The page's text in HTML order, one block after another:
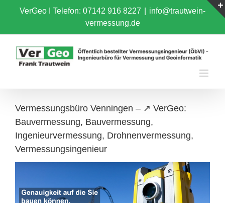
content
VerGeo I Telefon: 07142 916 8227
info@trautwein-
vermessung.de
Vermessungsbüro Venningen – ↗️ VerGeo:
Bauvermessung, Bauvermessung,
Ingenieurvermessung, Drohnenvermessung,
Vermessungsingenieur